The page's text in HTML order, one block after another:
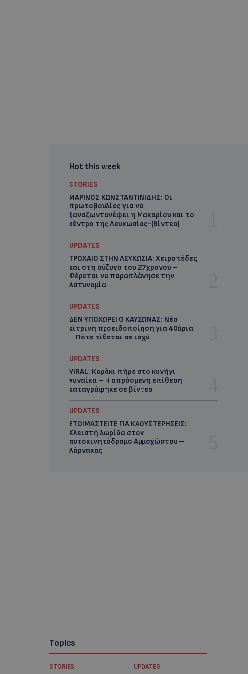
Hot this week
STORIES
ΜΑΡΙΝΟΣ ΚΩΝΣΤΑΝΤΙΝΙΔΗΣ: Οι
πρωτοβουλίες για να
ξαναζωντανέψει η Μακαρίου και το
κέντρο της Λευκωσίας-(Βίντεο)
UPDATES
ΤΡΟΧΑΙΟ ΣΤΗΝ ΛΕΥΚΩΣΙΑ: Χειροπέδες
και στη σύζυγο του 27χρονου –
Φέρεται να παραπλάνησε την
Αστυνομία
UPDATES
ΔΕΝ ΥΠΟΧΩΡΕΙ Ο ΚΑΥΣΩΝΑΣ: Νέα
κίτρινη προειδοποίηση για 40άρια
– Πότε τίθεται σε ισχύ
UPDATES
VIRAL: Κοράκι πήρε στο κυνήγι
γυναίκα – Η απρόσμενη επίθεση
καταγράφηκε σε βίντεο
UPDATES
ΕΤΟΙΜΑΣΤΕΙΤΕ ΓΙΑ ΚΑΘΥΣΤΕΡΗΣΕΙΣ:
Κλειστή λωρίδα στον
αυτοκινητόδρομο Αμμοχώστου –
Λάρνακας
Topics
STORIES UPDATES